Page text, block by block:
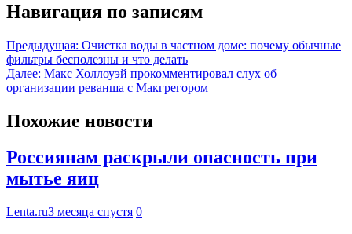
Навигация по записям
Предыдущая: Очистка воды в частном доме: почему обычные
фильтры бесполезны и что делать
Далее: Макс Холлоуэй прокомментировал слух об
организации реванша с Макгрегором
Похожие новости
Россиянам раскрыли опасность при
мытье яиц
Lenta.ru3 месяца спустя 0